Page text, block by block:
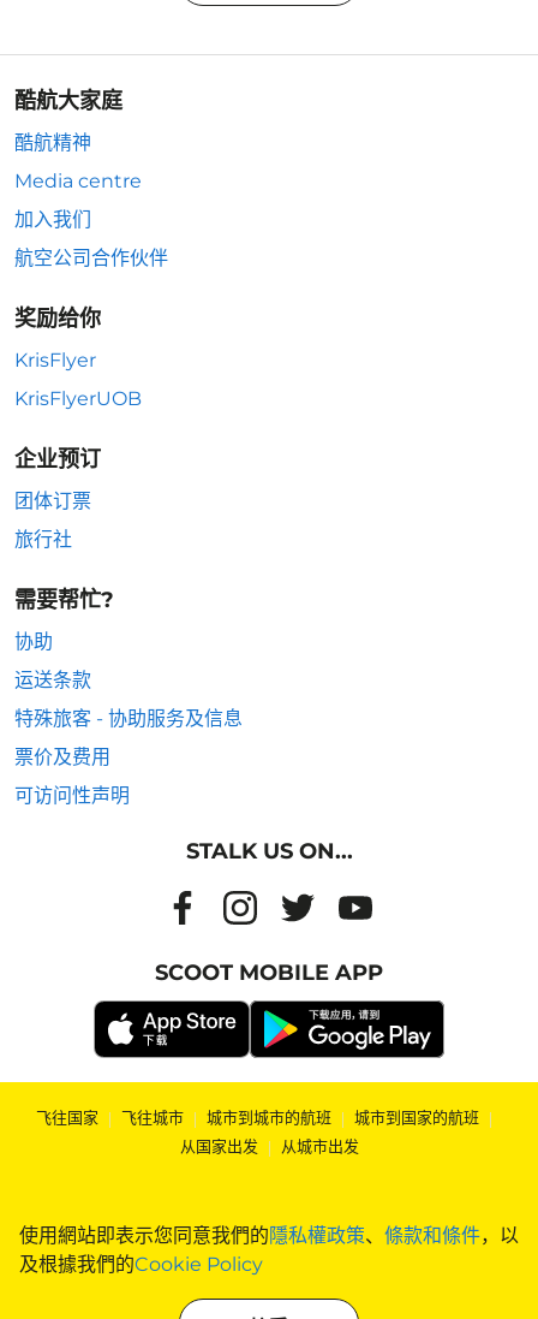
使用網站即表示您同意我們的隱私權政策、 條款和條件，以
及根據我們的Cookie Policy
酷航大家庭
酷航精神
Media centre
加入我们
航空公司合作伙伴
奖励给你
KrisFlyer
KrisFlyerUOB
企业预订
团体订票
旅行社
需要帮忙?
协助
运送条款
特殊旅客 - 协助服务及信息
票价及费用
可访问性声明
STALK US ON...
SCOOT MOBILE APP
飞往国家 | 飞往城市 | 城市到城市的航班 | 城市到国家的航班 |
从国家出发 | 从城市出发